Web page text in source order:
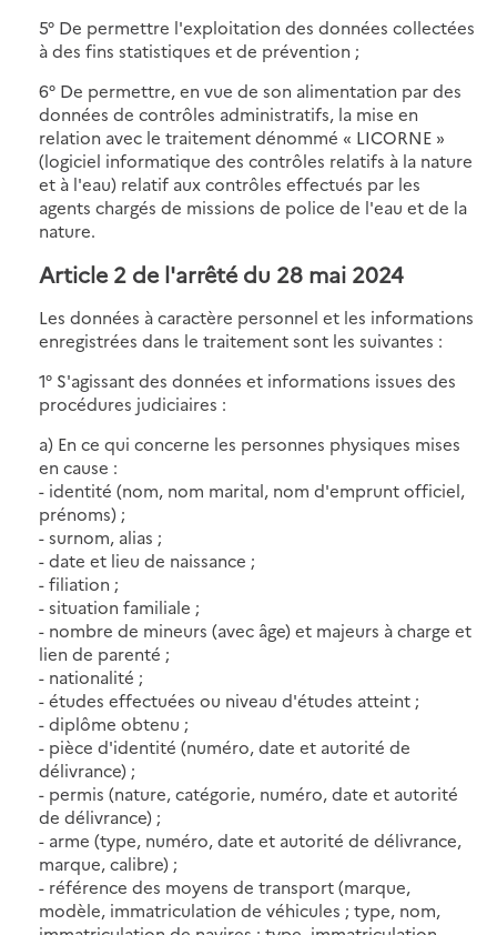
5° De permettre l'exploitation des données collectées
à des fins statistiques et de prévention ;
6° De permettre, en vue de son alimentation par des
données de contrôles administratifs, la mise en
relation avec le traitement dénommé « LICORNE »
(logiciel informatique des contrôles relatifs à la nature
et à l'eau) relatif aux contrôles effectués par les
agents chargés de missions de police de l'eau et de la
nature.
Article 2 de l'arrêté du 28 mai 2024
Les données à caractère personnel et les informations
enregistrées dans le traitement sont les suivantes :
1° S'agissant des données et informations issues des
procédures judiciaires :
a) En ce qui concerne les personnes physiques mises
en cause :
- identité (nom, nom marital, nom d'emprunt officiel,
prénoms) ;
- surnom, alias ;
- date et lieu de naissance ;
- filiation ;
- situation familiale ;
- nombre de mineurs (avec âge) et majeurs à charge et
lien de parenté ;
- nationalité ;
- études effectuées ou niveau d'études atteint ;
- diplôme obtenu ;
- pièce d'identité (numéro, date et autorité de
délivrance) ;
- permis (nature, catégorie, numéro, date et autorité
de délivrance) ;
- arme (type, numéro, date et autorité de délivrance,
marque, calibre) ;
- référence des moyens de transport (marque,
modèle, immatriculation de véhicules ; type, nom,